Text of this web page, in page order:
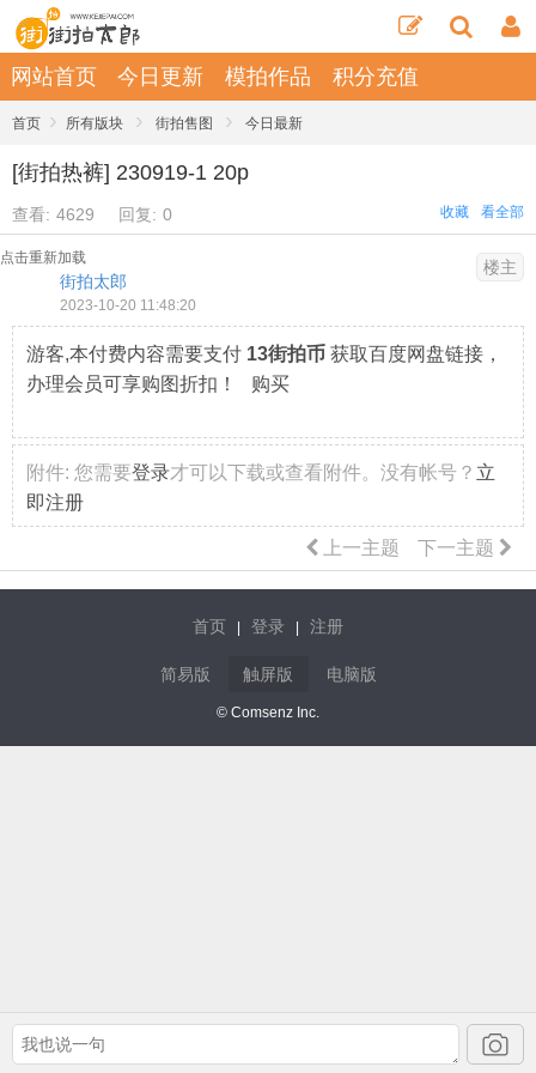
网站首页 今日更新 模拍作品 积分充值
首页 › 所有版块 › 街拍售图 › 今日最新
[街拍热裤] 230919-1 20p
查看: 4629 回复: 0 看全部
收藏
点击重新加载
街拍太郎
2023-10-20 11:48:20
楼主
游客,本付费内容需要支付 13街拍币 获取百度网盘链接，
办理会员可享购图折扣！ 购买
附件: 您需要登录才可以下载或查看附件。没有帐号？ 立
即注册
下一主题
上一主题
首页 登录 注册
简易版 触屏版 电脑版
© Comsenz Inc.